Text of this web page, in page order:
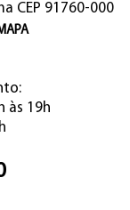
CEP 91760-000
às 19h